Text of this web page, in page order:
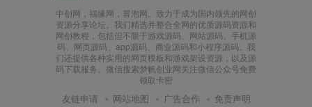
中创网，福缘网，冒泡网。致力于成为国内领先的网创
资源分享论坛。我们精选并整合全网的优质源码资源和
网创教程，包括但不限于游戏源码、网站源码、手机源
码、网页源码、app源码、商业源码和小程序源码。我
们还提供各种实用的网页模板和游戏架设资源，以及源
码下载服务。微信搜索梦帆创业网关注微信公众号免费
领取卡密
友链申请 网站地图 广告合作 免责声明